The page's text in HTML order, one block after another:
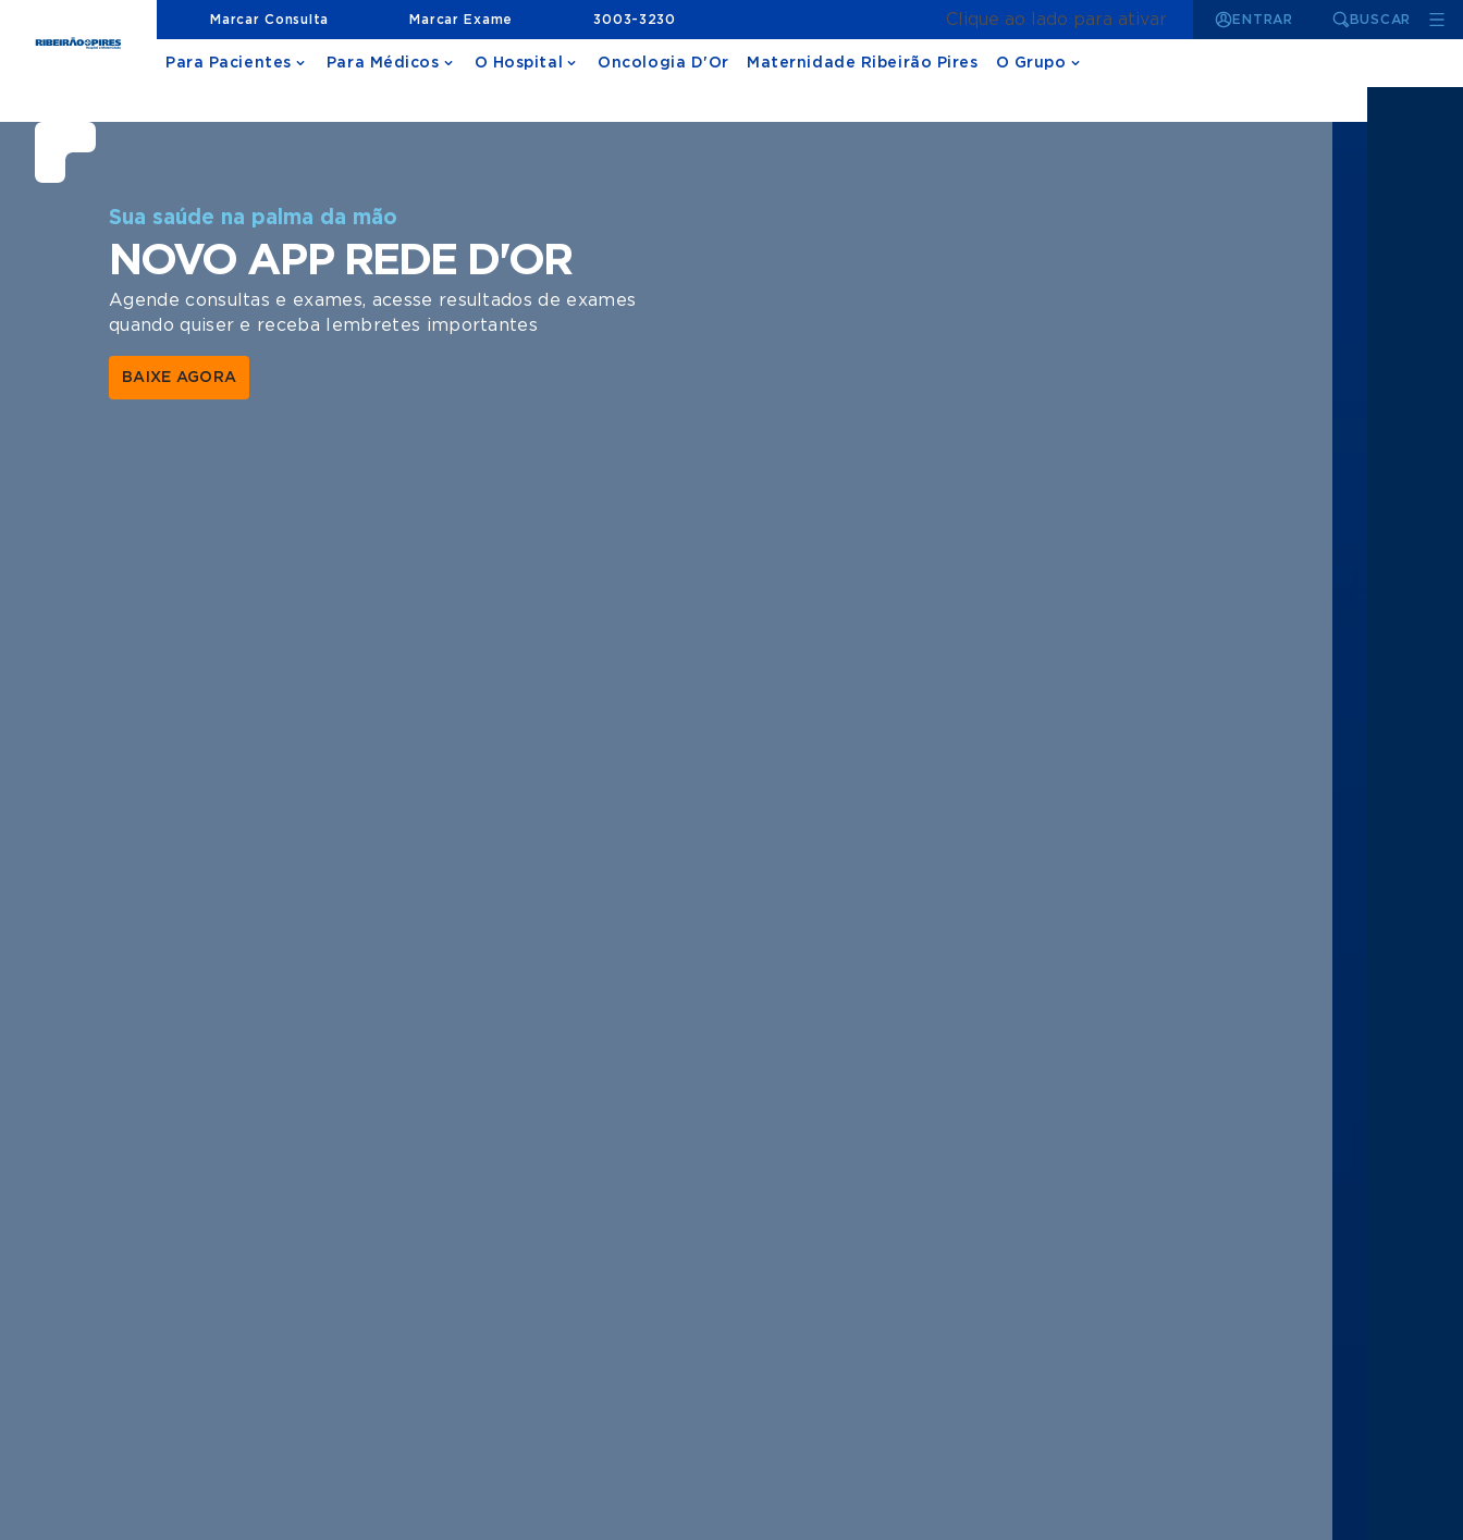
Marcar Consulta Marcar Exame 3003-3230 Clique ao lado para ativar ENTRAR BUSCAR
Para Pacientes Para Médicos O Hospital Oncologia D'Or Maternidade Ribeirão Pires O Grupo
Sua saúde na palma da mão
NOVO APP REDE D'OR
Agende consultas e exames, acesse resultados de exames
quando quiser e receba lembretes importantes
BAIXE AGORA